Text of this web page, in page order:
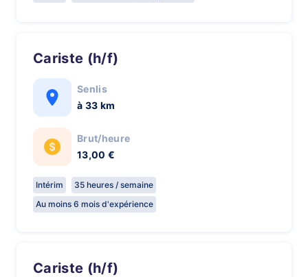
Cariste (h/f)
Senlis
à 33 km
Brut/heure
13,00 €
Intérim
35 heures / semaine
Au moins 6 mois d'expérience
Cariste (h/f)